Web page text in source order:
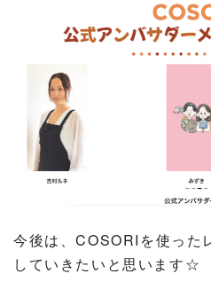
今後は、COSORIを使った
していきたいと思います☆